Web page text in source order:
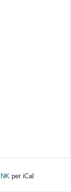
per iCal